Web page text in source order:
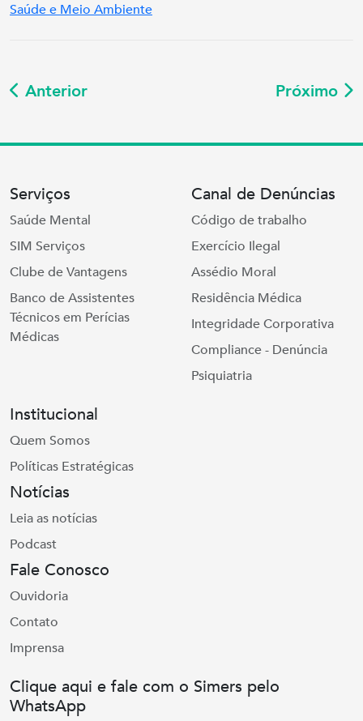
Saúde e Meio Ambiente
Anterior Próximo
Serviços
Saúde Mental
SIM Serviços
Clube de Vantagens
Banco de Assistentes
Técnicos em Perícias
Médicas
Canal de Denúncias
Código de trabalho
Exercício Ilegal
Assédio Moral
Residência Médica
Integridade Corporativa
Compliance - Denúncia
Psiquiatria
Institucional
Quem Somos
Políticas Estratégicas
Notícias
Leia as notícias
Podcast
Fale Conosco
Ouvidoria
Contato
Imprensa
Clique aqui e fale com o Simers pelo
WhatsApp